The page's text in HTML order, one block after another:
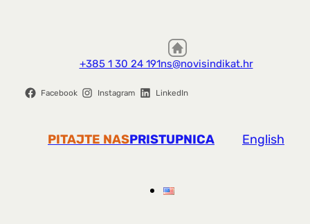
+385 1 30 24 191ns@novisindikat.hr
Facebook Instagram LinkedIn
PITAJTE NASPRISTUPNICA English